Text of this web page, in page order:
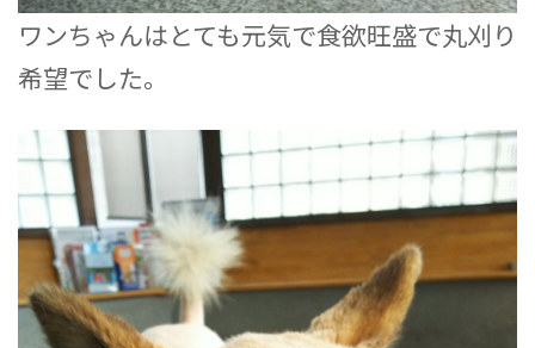
ワンちゃんはとても元気で食欲旺盛で丸刈り
希望でした。